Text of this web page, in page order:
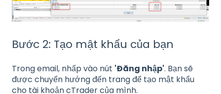
Bước 2: Tạo mật khẩu của bạn
Trong email, nhấp vào nút 'Đăng nhập'. Bạn sẽ
được chuyển hướng đến trang để tạo mật khẩu
cho tài khoản cTrader của mình.